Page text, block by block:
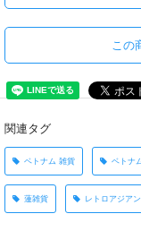
この
関連タグ
ベトナム 雑貨 ベトナ
蓮雑貨 レトロアジアン